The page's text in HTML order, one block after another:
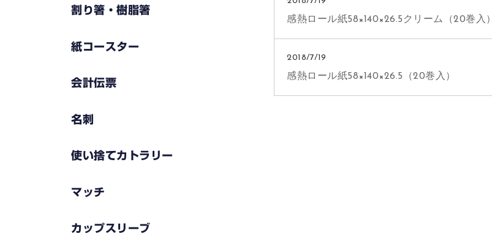
感熱ロール紙58×140×26.5クリーム（20巻入）
2018/7/19
感熱ロール紙58×140×26.5（20巻入）
割り箸・樹脂箸
紙コースター
会計伝票
名刺
使い捨てカトラリー
マッチ
カップスリーブ